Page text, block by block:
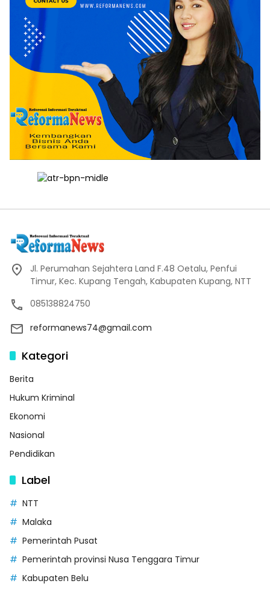
Jl. Perumahan Sejahtera Land F.48 Oetalu, Penfui
Timur, Kec. Kupang Tengah, Kabupaten Kupang, NTT
085138824750
reformanews74@gmail.com
Kategori
Berita
Hukum Kriminal
Ekonomi
Nasional
Pendidikan
Label
NTT
Malaka
Pemerintah Pusat
Pemerintah provinsi Nusa Tenggara Timur
Kabupaten Belu